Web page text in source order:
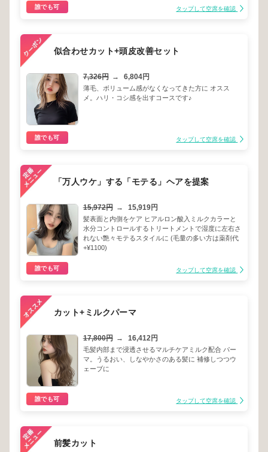
誰でも可 タップして空席を確認
似合わせカット+頭皮改善セット
7,326円 → 6,804円
薄毛、ボリューム感がなくなってきた方に オスス
メ。ハリ・コシ感を出すコースです♪
誰でも可 タップして空席を確認
「万人ウケ」する「モテる」ヘアを提案
15,972円 → 15,919円
髪表面と内側をケア ヒアルロン酸入ミルクカラーと
水分コントロールするトリートメントで湿度に左右さ
れない艶々モテるスタイルに (毛量の多い方は薬剤代
+¥1100)
誰でも可 タップして空席を確認
カット+ミルクパーマ
17,800円 → 16,412円
毛髪内部まで浸透させるマルチケアミルク配合 パー
マ。うるおい、しなやかさのある髪に 補修しつつウ
ェーブに
誰でも可 タップして空席を確認
前髪カット